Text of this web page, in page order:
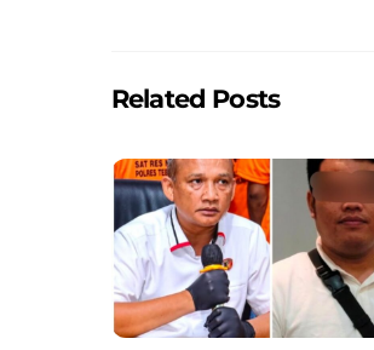
k
Related Posts